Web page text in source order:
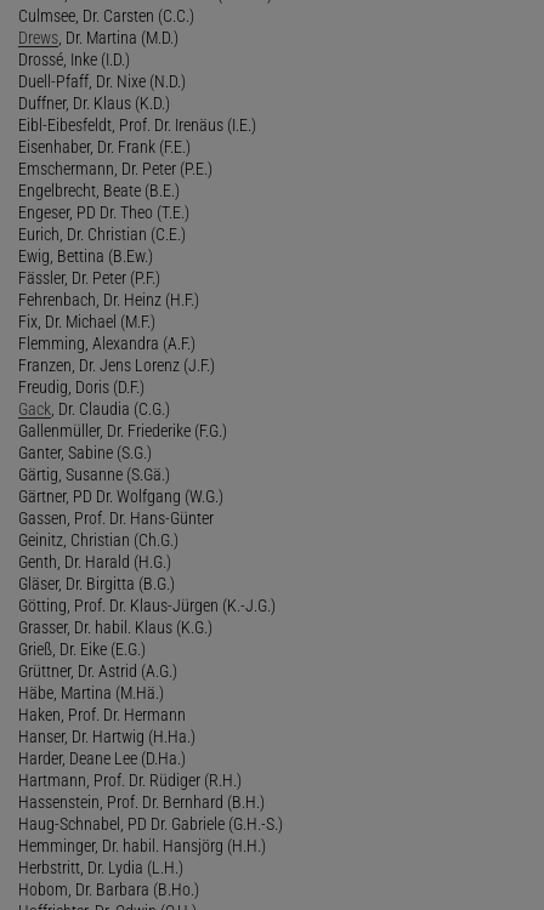
Culmsee, Dr. Carsten (C.C.)
Drews , Dr. Martina (M.D.)
Drossé, Inke (I.D.)
Duell-Pfaff, Dr. Nixe (N.D.)
Duffner, Dr. Klaus (K.D.)
Eibl-Eibesfeldt, Prof. Dr. Irenäus (I.E.)
Eisenhaber, Dr. Frank (F.E.)
Emschermann, Dr. Peter (P.E.)
Engelbrecht, Beate (B.E.)
Engeser, PD Dr. Theo (T.E.)
Eurich, Dr. Christian (C.E.)
Ewig, Bettina (B.Ew.)
Fässler, Dr. Peter (P.F.)
Fehrenbach, Dr. Heinz (H.F.)
Fix, Dr. Michael (M.F.)
Flemming, Alexandra (A.F.)
Franzen, Dr. Jens Lorenz (J.F.)
Freudig, Doris (D.F.)
Gack , Dr. Claudia (C.G.)
Gallenmüller, Dr. Friederike (F.G.)
Ganter, Sabine (S.G.)
Gärtig, Susanne (S.Gä.)
Gärtner, PD Dr. Wolfgang (W.G.)
Gassen, Prof. Dr. Hans-Günter
Geinitz, Christian (Ch.G.)
Genth, Dr. Harald (H.G.)
Gläser, Dr. Birgitta (B.G.)
Götting, Prof. Dr. Klaus-Jürgen (K.-J.G.)
Grasser, Dr. habil. Klaus (K.G.)
Grieß, Dr. Eike (E.G.)
Grüttner, Dr. Astrid (A.G.)
Häbe, Martina (M.Hä.)
Haken, Prof. Dr. Hermann
Hanser, Dr. Hartwig (H.Ha.)
Harder, Deane Lee (D.Ha.)
Hartmann, Prof. Dr. Rüdiger (R.H.)
Hassenstein, Prof. Dr. Bernhard (B.H.)
Haug-Schnabel, PD Dr. Gabriele (G.H.-S.)
Hemminger, Dr. habil. Hansjörg (H.H.)
Herbstritt, Dr. Lydia (L.H.)
Hobom, Dr. Barbara (B.Ho.)